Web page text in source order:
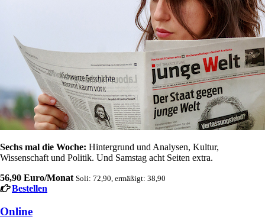
Sechs mal die Woche: Hintergrund und Analysen, Kultur,
Wissenschaft und Politik. Und Samstag acht Seiten extra.
56,90 Euro/Monat Soli: 72,90, ermäßigt: 38,90
Bestellen
Online